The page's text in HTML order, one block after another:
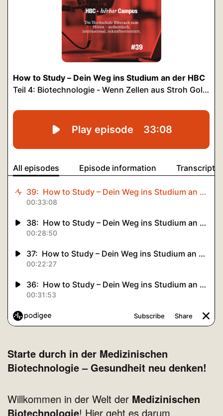
Starte durch in der Medizinischen
Biotechnologie – Gesundheit neu denken!
Willkommen in der Welt der Medizinischen
Biotechnologie! Hier geht es darum,